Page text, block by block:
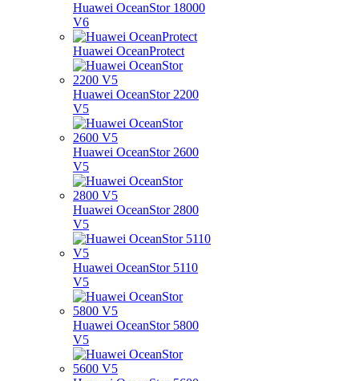
Huawei OceanStor 18000
V6
Huawei OceanProtect
Huawei OceanStor 2200
V5
Huawei OceanStor 2600
V5
Huawei OceanStor 2800
V5
Huawei OceanStor 5110
V5
Huawei OceanStor 5800
V5